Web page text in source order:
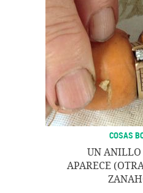
COSAS
UN ANILLO
APARECE